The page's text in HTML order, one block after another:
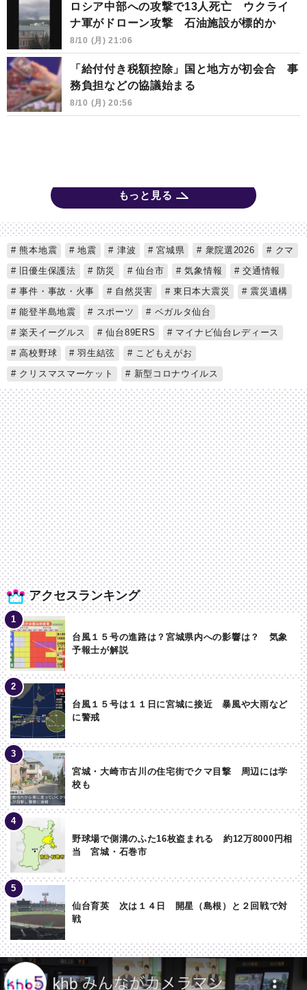
ロシア中部への攻撃で13人死亡 ウクライ
ナ軍がドローン攻撃 石油施設が標的か
8/10 (月) 21:06
「給付付き税額控除」国と地方が初会合 事
務負担などの協議始まる
8/10 (月) 20:56
もっと見る
アクセスランキング
台風１５号の進路は？宮城県内への影響は？ 気象
予報士が解説
台風１５号は１１日に宮城に接近 暴風や大雨など
に警戒
宮城・大崎市古川の住宅街でクマ目撃 周辺には学
校も
野球場で側溝のふた16枚盗まれる 約12万8000円相
当 宮城・石巻市
仙台育英 次は１４日 開星（島根）と２回戦で対
戦
熊本地震 地震 津波 宮城県 衆院選2026
クマ
旧優生保護法
防災 仙台市 気象情報
交通情報
事件・事故・火事
自然災害 東日本大震災
震災遺構
能登半島地震
スポーツ
ベガルタ仙台
楽天イーグルス
仙台89ERS
マイナビ仙台レディース
高校野球
羽生結弦
こどもえがお
クリスマスマーケット
新型コロナウイルス